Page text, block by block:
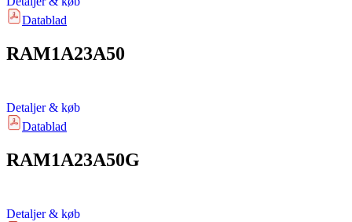
Datablad
RAM1A23A50
Detaljer & køb
Datablad
RAM1A23A50G
Detaljer & køb